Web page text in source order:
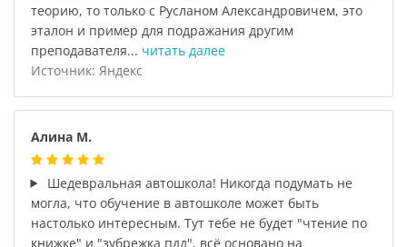
теорию, то только с Русланом Александровичем, это
эталон и пример для подражания другим
преподавателя... читать далее
Источник: Яндекс
Алина М.
Шедевральная автошкола! Никогда подумать не
могла, что обучение в автошколе может быть
настолько интересным. Тут тебе не будет "чтение по
книжке" и "зубрежка пдд", всё основано на